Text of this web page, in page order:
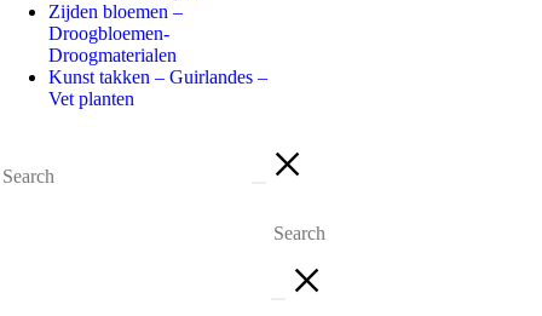
Zijden bloemen –
Droogbloemen-
Droogmaterialen
Kunst takken – Guirlandes –
Vet planten